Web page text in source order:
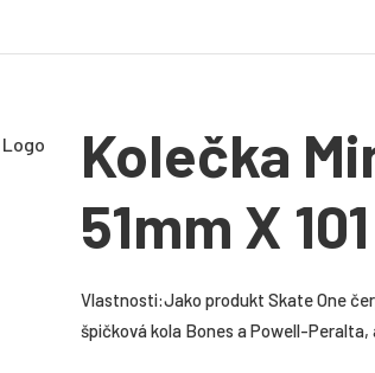
Kolečka
51mm X
Vlastnosti:Jako produkt Skate One
špičková kola Bones a Powell-